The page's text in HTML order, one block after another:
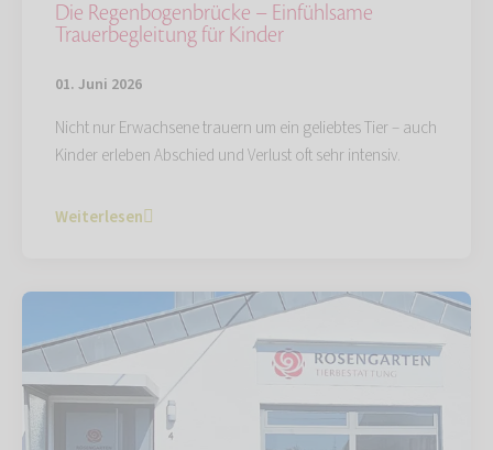
Die Regenbogenbrücke – Einfühlsame
Trauerbegleitung für Kinder
01. Juni 2026
Nicht nur Erwachsene trauern um ein geliebtes Tier – auch
Kinder erleben Abschied und Verlust oft sehr intensiv.
Weiterlesen